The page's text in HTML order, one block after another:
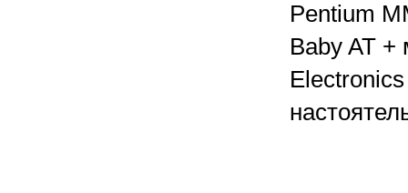
Pentium
Baby AT +